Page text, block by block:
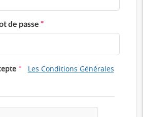
de passe *
*
Les Conditions Générales